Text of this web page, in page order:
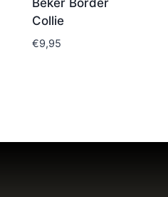
Beker Border
Collie
€9,95